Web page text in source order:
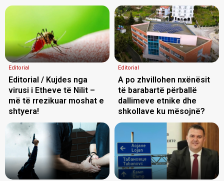
Editorial
Editorial / Kujdes nga
virusi i Etheve të Nilit –
më të rrezikuar moshat e
shtyera!
Editorial
A po zhvillohen nxënësit
të barabartë përballë
dallimeve etnike dhe
shkollave ku mësojnë?